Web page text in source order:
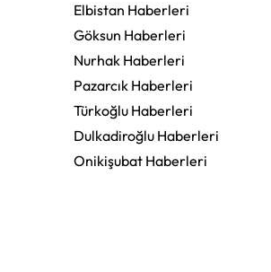
Elbistan Haberleri
Göksun Haberleri
Nurhak Haberleri
Pazarcık Haberleri
Türkoğlu Haberleri
Dulkadiroğlu Haberleri
Onikişubat Haberleri